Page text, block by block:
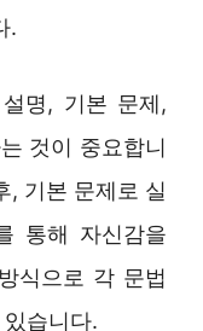
.
명, 기본 문제,
것이 중요합니
, 기본 문제로 실
통해 자신감을
식으로 각 문법
습니다.